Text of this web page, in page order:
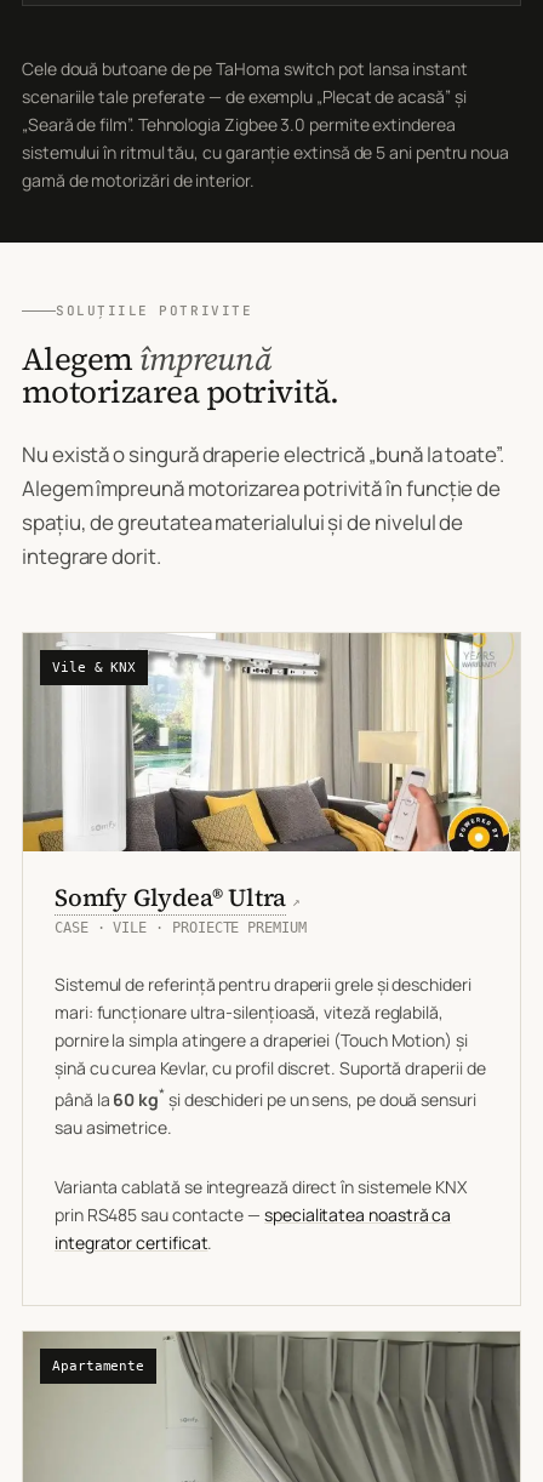
Cele două butoane de pe TaHoma switch pot lansa instant
scenariile tale preferate — de exemplu „Plecat de acasă” și
„Seară de film”. Tehnologia Zigbee 3.0 permite extinderea
sistemului în ritmul tău, cu garanție extinsă de 5 ani pentru noua
gamă de motorizări de interior.
SOLUȚIILE POTRIVITE
Alegemîmpreună
motorizarea potrivită.
Nu există o singură draperie electrică „bună la toate”.
Alegem împreună motorizarea potrivită în funcție de
spațiu, de greutatea materialului și de nivelul de
integrare dorit.
Vile & KNX
Somfy Glydea® Ultra ↗
CASE · VILE · PROIECTE PREMIUM
Sistemul de referință pentru draperii grele și deschideri
mari: funcționare ultra-silențioasă, viteză reglabilă,
pornire la simpla atingere a draperiei (Touch Motion) și
șină cu curea Kevlar, cu profil discret. Suportă draperii de
până la 60 kg*și deschideri pe un sens, pe două sensuri
sau asimetrice.
Varianta cablată se integrează direct în sistemele KNX
prin RS485 sau contacte —specialitatea noastră ca
integrator certificat.
Apartamente